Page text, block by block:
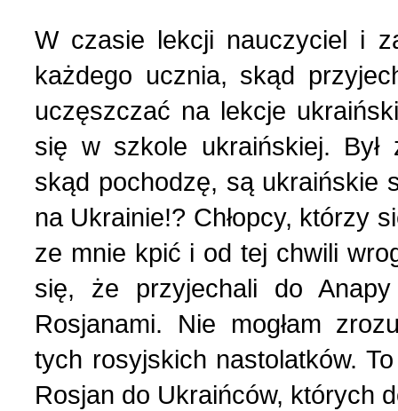
Poezja z Powstania
Polacy, których poznać
Polityka (10)
Polski biznes w
Pomoc charytatywna (1)
Prezentacja (5)
2 (145) 2021 r. (10)
1 (144) 2021 r. (12)
4 (143) 2020 r. (1)
3 (142) 2020 r. (3)
2 (141) 2020 r. (2)
W czasie lekcji nauczyciel i
każdego ucznia, skąd
uczęszczać na lekcje
się w szkole ukraińskiej. Był
skąd pochodzę, są ukraińskie
na Ukrainie!? Chłopcy, którzy
ze mnie kpić i od tej chwili
się, że przyjechali do
Rosjanami. Nie mogłam
tych rosyjskich nastolatków.
Rosjan do Ukraińców, których